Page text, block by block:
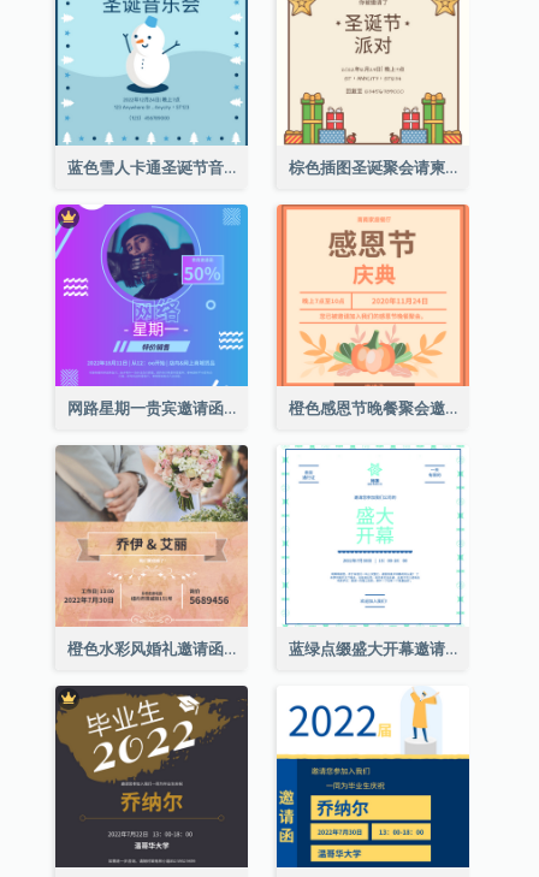
蓝色雪人卡通圣诞节音乐会邀请 棕色插图圣诞聚会请柬
网路星期一贵宾邀请函 橙色感恩节晚餐聚会邀请函
橙色水彩风婚礼邀请函 蓝绿点缀盛大开幕邀请函